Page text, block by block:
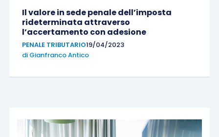
Il valore in sede penale dell’imposta
rideterminata attraverso
l’accertamento con adesione
PENALE TRIBUTARIO19/04/2023
di Gianfranco Antico